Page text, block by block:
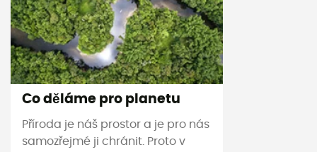
Co děláme pro planetu
Příroda je náš prostor a je pro nás
samozřejmé ji chránit. Proto v